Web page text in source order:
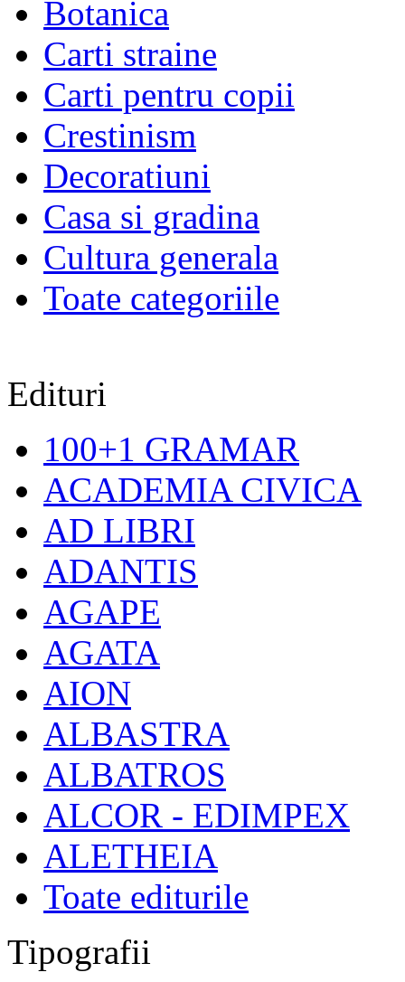
Botanica
Carti straine
Carti pentru copii
Crestinism
Decoratiuni
Casa si gradina
Cultura generala
Toate categoriile
Edituri
100+1 GRAMAR
ACADEMIA CIVICA
AD LIBRI
ADANTIS
AGAPE
AGATA
AION
ALBASTRA
ALBATROS
ALCOR - EDIMPEX
ALETHEIA
Toate editurile
Tipografii